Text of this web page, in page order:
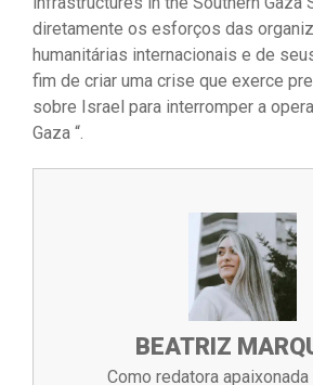
diretamente os esforços das
humanitárias internacionais e de
fim de criar uma crise que exerce
sobre Israel para interromper a
Gaza “.
BEATRIZ
Como redatora apaixonada